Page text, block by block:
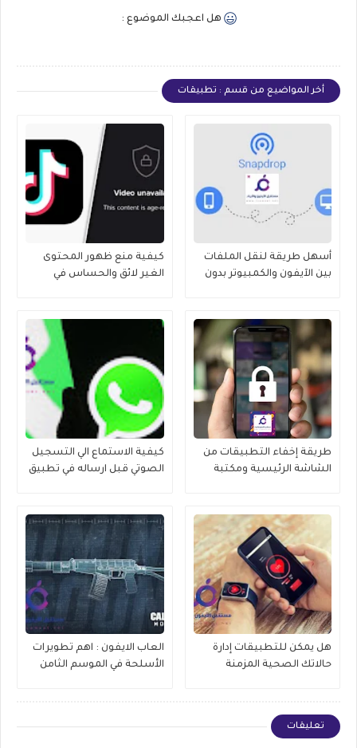
هل اعجبك الموضوع :
أخر المواضيع من قسم : تطبيقات
أسهل طريقة لنقل الملفات
بين الآيفون والكمبيوتر بدون
كيفية منع ظهور المحتوى
الغير لائق والحساس في
طريقة إخفاء التطبيقات من
الشاشة الرئيسية ومكتبة
كيفية الاستماع الي التسجيل
الصوتي قبل ارساله في تطبيق
هل يمكن للتطبيقات إدارة
حالاتك الصحية المزمنة
العاب الايفون : اهم تطويرات
الأسلحة في الموسم الثامن
تعليقات